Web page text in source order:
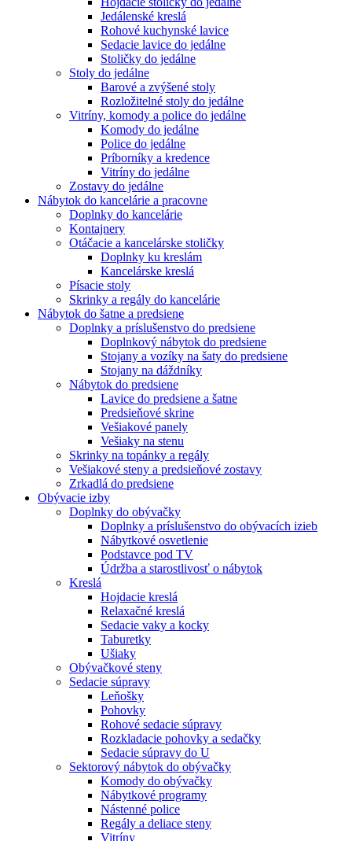
Jedálenské kreslá
Rohové kuchynské lavice
Sedacie lavice do jedálne
Stoličky do jedálne
Stoly do jedálne
Barové a zvýšené stoly
Rozložitelné stoly do jedálne
Vitríny, komody a police do jedálne
Komody do jedálne
Police do jedálne
Príborníky a kredence
Vitríny do jedálne
Zostavy do jedálne
Nábytok do kancelárie a pracovne
Doplnky do kancelárie
Kontajnery
Otáčacie a kancelárske stoličky
Doplnky ku kreslám
Kancelárske kreslá
Písacie stoly
Skrinky a regály do kancelárie
Nábytok do šatne a predsiene
Doplnky a príslušenstvo do predsiene
Doplnkový nábytok do predsiene
Stojany a vozíky na šaty do predsiene
Stojany na dáždníky
Nábytok do predsiene
Lavice do predsiene a šatne
Predsieňové skrine
Vešiakové panely
Vešiaky na stenu
Skrinky na topánky a regály
Vešiakové steny a predsieňové zostavy
Zrkadlá do predsiene
Obývacie izby
Doplnky do obývačky
Doplnky a príslušenstvo do obývacích izieb
Nábytkové osvetlenie
Podstavce pod TV
Údržba a starostlivosť o nábytok
Kreslá
Hojdacie kreslá
Relaxačné kreslá
Sedacie vaky a kocky
Taburetky
Ušiaky
Obývačkové steny
Sedacie súpravy
Leňošky
Pohovky
Rohové sedacie súpravy
Rozkladacie pohovky a sedačky
Sedacie súpravy do U
Sektorový nábytok do obývačky
Komody do obývačky
Nábytkové programy
Nástenné police
Regály a deliace steny
Vitríny